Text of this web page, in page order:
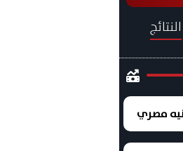
النتائج